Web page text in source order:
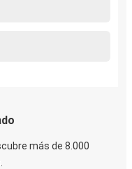
más de 8.000